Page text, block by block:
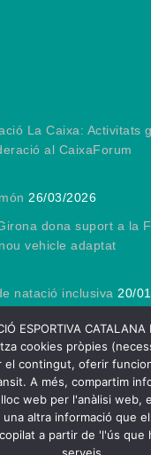
La Caixa: Activitats
al CaixaForum
26/03/2026
dona suport a la
vehicle adaptat
natació inclusiva 20/
13/01/2026
2026
Esportiva Catalana de
Cerebral
ESPORTIVA CATALANA
cookies pròpies
el contingut, oferir
A més, compartim
web per l'anàlisi web,
una altra informació que
a partir de 'l'ús que